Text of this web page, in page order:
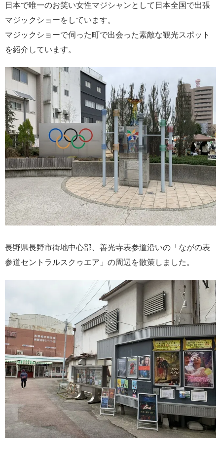
日本で唯一のお笑い女性マジシャンとして日本全国で出張
マジックショーをしています。
マジックショーで伺った町で出会った素敵な観光スポット
を紹介しています。
長野県長野市街地中心部、善光寺表参道沿いの「ながの表
参道セントラルスクゥエア」の周辺を散策しました。